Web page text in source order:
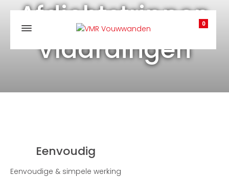
0
Afdichtstrippen
Vlaardingen
Eenvoudig
Eenvoudige & simpele werking